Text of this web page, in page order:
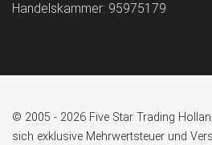
Handelskammer: 95975179
© 2005 - 2026 Five Star Trading
sich exklusive Mehrwertsteuer und